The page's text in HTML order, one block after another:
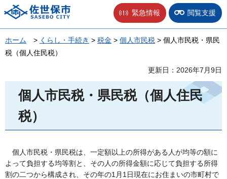
佐世保市 緊急情報 閲覧支援
ホーム > くらし・手続き > 税金 > 個人市民税 > 個人市民税・県民
税（個人住民税）
更新日：2026年7月9日
個人市民税・県民税（個人住民
税）
個人市民税・県民税は、一定額以上の所得がある人が均等の額に
よって負担する均等割と、その人の所得金額に応じて負担する所得
割の二つから構成され、その年の1月1日現在にお住まいの市町村で